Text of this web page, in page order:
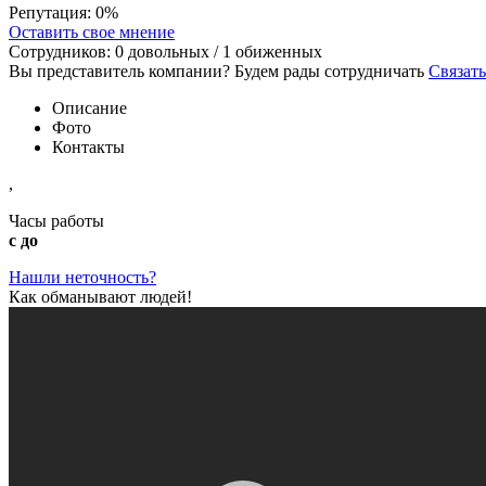
Репутация: 0%
Оставить свое мнение
Сотрудников: 0 довольных / 1 обиженных
Вы представитель компании? Будем рады сотрудничать
Описание
Фото
Контакты
,
Часы работы
с до
Нашли неточность?
Как обманывают людей!